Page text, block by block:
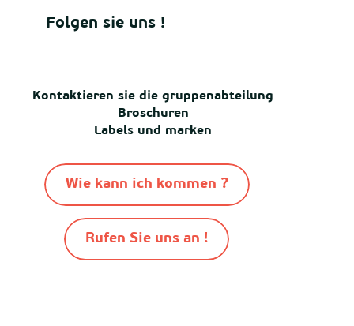
Folgen sie uns !
Kontaktieren sie die gruppenabteilung
Broschuren
Labels und marken
Wie kann ich kommen ?
Rufen Sie uns an !